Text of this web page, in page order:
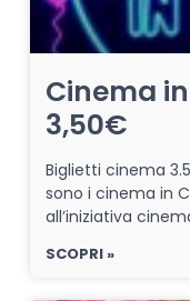
Cinema
3,50€
Biglietti cinema
sono i cinema in
all’iniziativa
SCOPRI »